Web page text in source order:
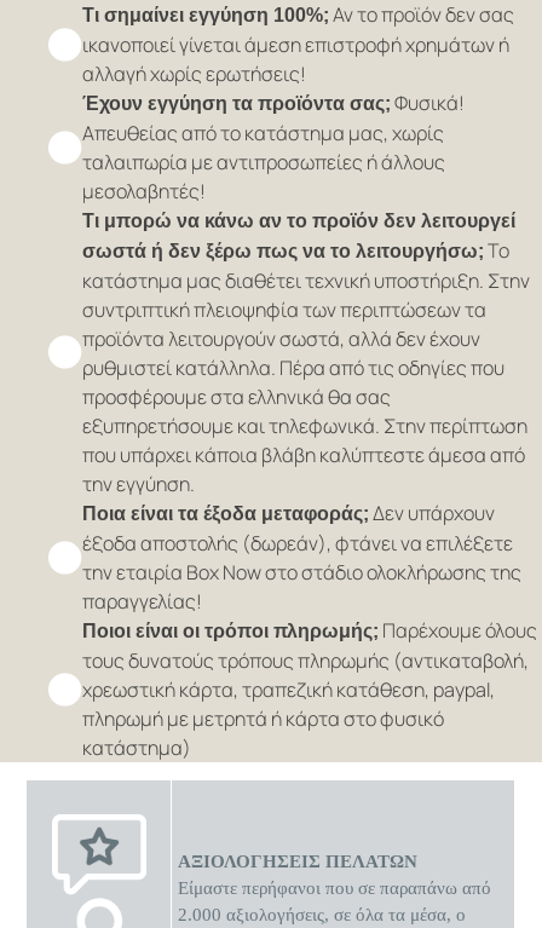
Τι σημαίνει εγγύηση 100%; Αν το προϊόν δεν σας
ικανοποιεί γίνεται άμεση επιστροφή χρημάτων ή
αλλαγή χωρίς ερωτήσεις!
Έχουν εγγύηση τα προϊόντα σας; Φυσικά!
Απευθείας από το κατάστημα μας, χωρίς
ταλαιπωρία με αντιπροσωπείες ή άλλους
μεσολαβητές!
Τι μπορώ να κάνω αν το προϊόν δεν λειτουργεί
σωστά ή δεν ξέρω πως να το λειτουργήσω; Το
κατάστημα μας διαθέτει τεχνική υποστήριξη. Στην
συντριπτική πλειοψηφία των περιπτώσεων τα
προϊόντα λειτουργούν σωστά, αλλά δεν έχουν
ρυθμιστεί κατάλληλα. Πέρα από τις οδηγίες που
προσφέρουμε στα ελληνικά θα σας
εξυπηρετήσουμε και τηλεφωνικά. Στην περίπτωση
που υπάρχει κάποια βλάβη καλύπτεστε άμεσα από
την εγγύηση.
Ποια είναι τα έξοδα μεταφοράς; Δεν υπάρχουν
έξοδα αποστολής (δωρεάν), φτάνει να επιλέξετε
την εταιρία Box Now στο στάδιο ολοκλήρωσης της
παραγγελίας!
Ποιοι είναι οι τρόποι πληρωμής; Παρέχουμε όλους
τους δυνατούς τρόπους πληρωμής (αντικαταβολή,
χρεωστική κάρτα, τραπεζική κατάθεση, paypal,
πληρωμή με μετρητά ή κάρτα στο φυσικό
κατάστημα)
ΑΞΙΟΛΟΓΗΣΕΙΣ ΠΕΛΑΤΩΝ
Είμαστε περήφανοι που σε παραπάνω από
2.000 αξιολογήσεις, σε όλα τα μέσα, ο